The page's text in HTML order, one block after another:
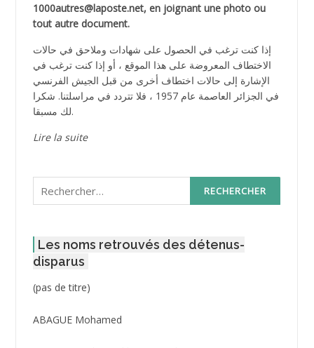
1000autres@laposte.net, en joignant une photo ou
tout autre document.
إذا كنت ترغب في الحصول على شهادات وملاحق في حالات
الاختطاف المعروضة على هذا الموقع ، أو إذا كنت ترغب في
الإشارة إلى حالات اختطاف أخرى من قبل الجيش الفرنسي
في الجزائر العاصمة عام 1957 ، فلا تتردد في مراسلتنا. شكرا
لك مسبقا.
Lire la suite
Rechercher :
Les noms retrouvés des détenus-
disparus
(pas de titre)Post
3416
ABAGUE Mohamed